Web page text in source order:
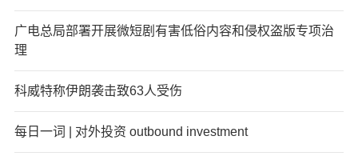
广电总局部署开展微短剧有害低俗内容和侵权盗版专项治
理
科威特称伊朗袭击致63人受伤
每日一词 | 对外投资 outbound investment